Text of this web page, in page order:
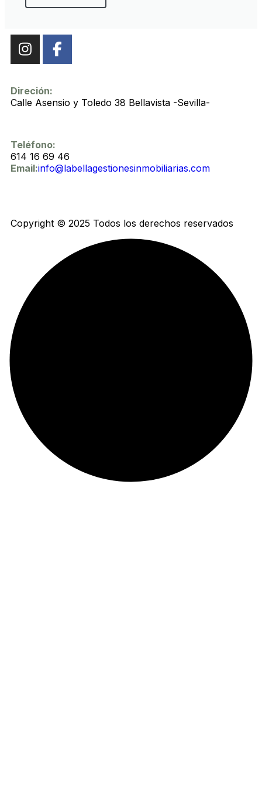
Copyright © 2025 Todos los derechos reservados
Teléfono:
614 16 69 46
Email:info@labellagestionesinmobiliarias.com
Direción:
Calle Asensio y Toledo 38 Bellavista -Sevilla-